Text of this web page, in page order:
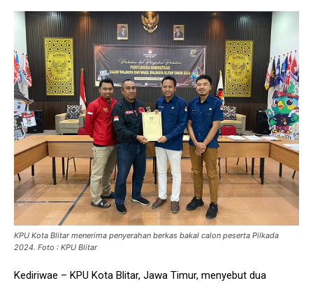
KPU Kota Blitar menerima penyerahan berkas bakal calon peserta Pilkada
2024. Foto : KPU Blitar
Kediriwae – KPU Kota Blitar, Jawa Timur, menyebut dua